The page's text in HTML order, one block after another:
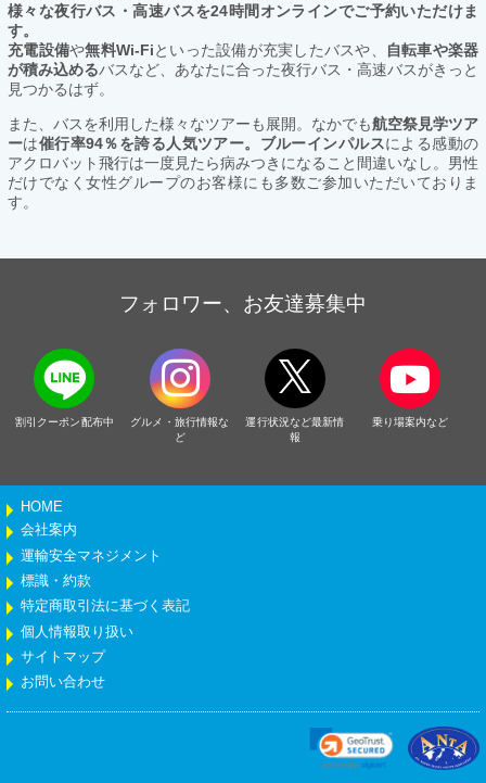
様々な夜行バス・高速バスを24時間オンラインでご予約いただけま
す。
充電設備や無料Wi-Fiといった設備が充実したバスや、
自転車や楽器
が積み込めるバスなど、あなたに合った夜行バス・高速バスがきっと
見つかるはず。
また、バスを利用した様々なツアーも展開。なかでも航空祭見学ツア
ーは催行率94％を誇る人気ツアー。ブルーインパルスによる感動の
アクロバット飛行は一度見たら病みつきになること間違いなし。男性
だけでなく女性グループのお客様にも多数ご参加いただいておりま
す。
フォロワー、お友達募集中
割引クーポン配布中
グルメ・旅行情報な
ど
運行状況など最新情
報
乗り場案内など
HOME
会社案内
運輸安全マネジメント
標識・約款
特定商取引法に基づく表記
個人情報取り扱い
サイトマップ
お問い合わせ